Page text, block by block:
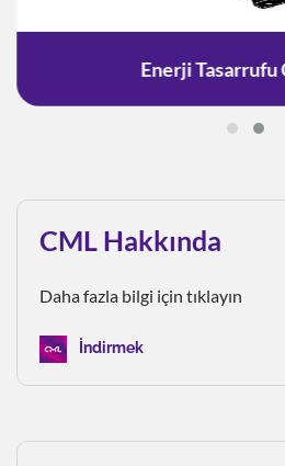
Enerji Tasarrufu
CML Hakkında
Daha fazla bilgi için tıklayın
İndirmek